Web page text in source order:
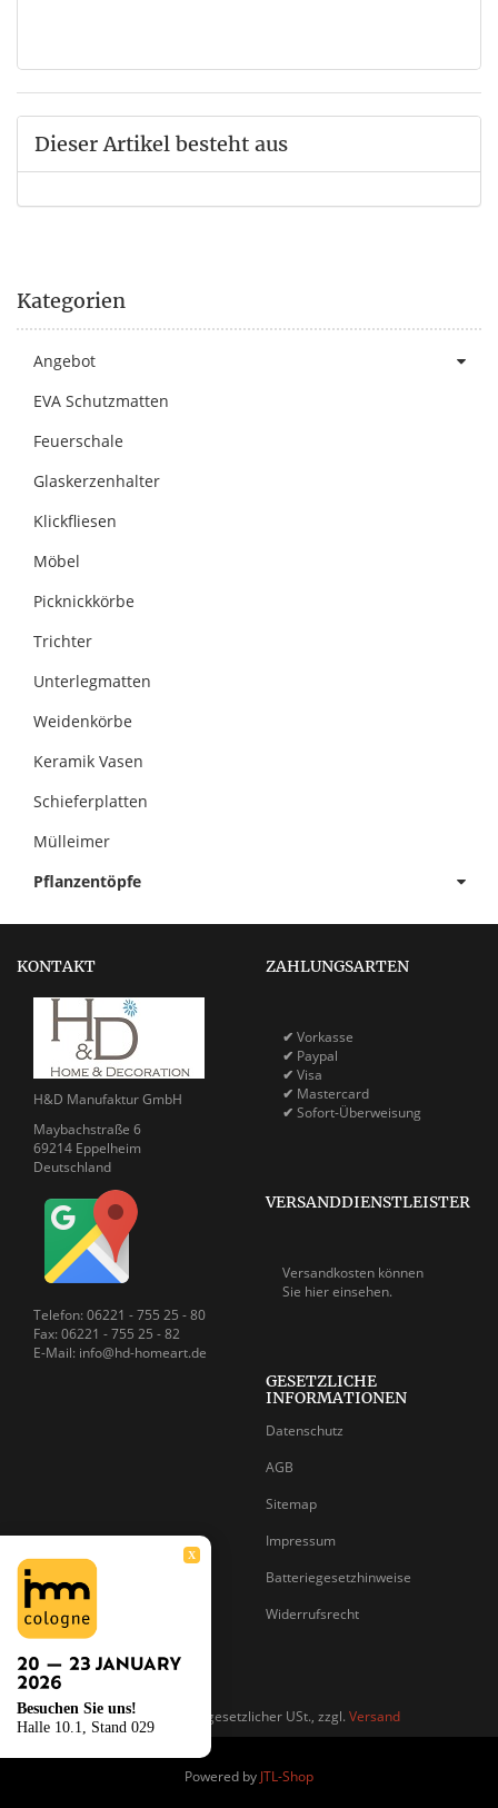
X
Besuchen Sie uns!
Halle 10.1, Stand 029
Dieser Artikel besteht aus
Kategorien
Angebot
EVA Schutzmatten
Feuerschale
Glaskerzenhalter
Klickfliesen
Möbel
Picknickkörbe
Trichter
Unterlegmatten
Weidenkörbe
Keramik Vasen
Schieferplatten
Mülleimer
Pflanzentöpfe
KONTAKT
H&D Manufaktur GmbH
Maybachstraße 6
69214 Eppelheim
Deutschland
Telefon: 06221 - 755 25 - 80
Fax: 06221 - 755 25 - 82
E-Mail: info@hd-homeart.de
ZAHLUNGSARTEN
✔ Vorkasse
✔ Paypal
✔ Visa
✔ Mastercard
✔ Sofort-Überweisung
VERSANDDIENSTLEISTER
Versandkosten können
Sie hier einsehen.
GESETZLICHE
INFORMATIONEN
Datenschutz
AGB
Sitemap
Impressum
Batteriegesetzhinweise
Widerrufsrecht
* Alle Preise inkl. gesetzlicher USt., zzgl. Versand
Powered by JTL-Shop